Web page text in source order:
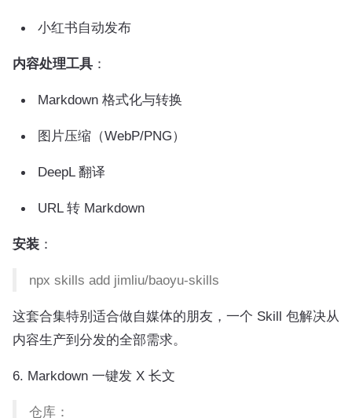
小红书自动发布
内容处理工具 ：
Markdown 格式化与转换
图片压缩（WebP/PNG）
DeepL 翻译
URL 转 Markdown
安装 ：
npx skills add jimliu/baoyu-skills
这套合集特别适合做自媒体的朋友，一个 Skill 包解决从
内容生产到分发的全部需求。
6. Markdown 一键发 X 长文
仓库：